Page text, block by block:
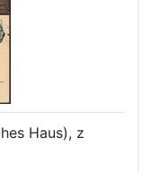
Haus), z